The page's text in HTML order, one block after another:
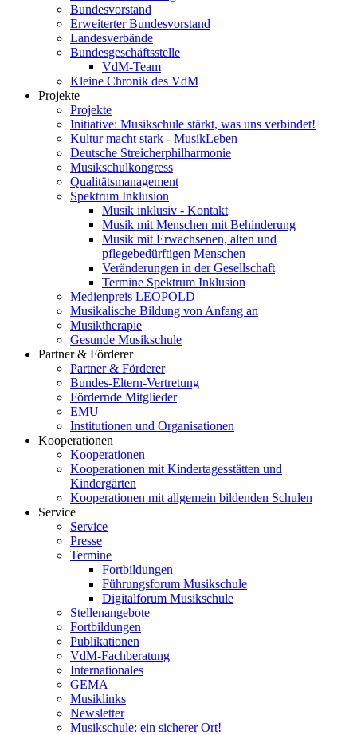
Bundesvorstand
Erweiterter Bundesvorstand
Landesverbände
Bundesgeschäftsstelle
VdM-Team
Kleine Chronik des VdM
Projekte
Projekte
Initiative: Musikschule stärkt, was uns verbindet!
Kultur macht stark - MusikLeben
Deutsche Streicherphilharmonie
Musikschulkongress
Qualitätsmanagement
Spektrum Inklusion
Musik inklusiv - Kontakt
Musik mit Menschen mit Behinderung
Musik mit Erwachsenen, alten und
pflegebedürftigen Menschen
Veränderungen in der Gesellschaft
Termine Spektrum Inklusion
Medienpreis LEOPOLD
Musikalische Bildung von Anfang an
Musiktherapie
Gesunde Musikschule
Partner & Förderer
Partner & Förderer
Bundes-Eltern-Vertretung
Fördernde Mitglieder
EMU
Institutionen und Organisationen
Kooperationen
Kooperationen
Kooperationen mit Kindertagesstätten und
Kindergärten
Kooperationen mit allgemein bildenden Schulen
Service
Service
Presse
Termine
Fortbildungen
Führungsforum Musikschule
Digitalforum Musikschule
Stellenangebote
Fortbildungen
Publikationen
VdM-Fachberatung
Internationales
GEMA
Musiklinks
Newsletter
Musikschule: ein sicherer Ort!